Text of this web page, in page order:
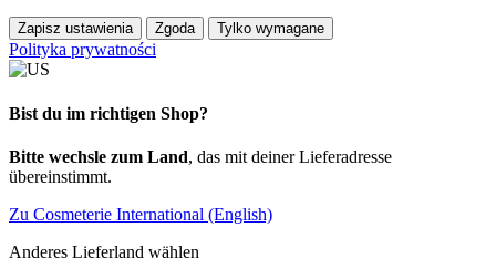
Zapisz ustawienia Zgoda Tylko wymagane
Polityka prywatności
Bist du im richtigen Shop?
Bitte wechsle zum Land, das mit deiner Lieferadresse
übereinstimmt.
Zu Cosmeterie International (English)
Anderes Lieferland wählen